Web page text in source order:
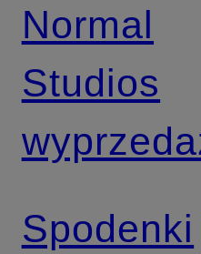
Normal
Studios
Spodenki